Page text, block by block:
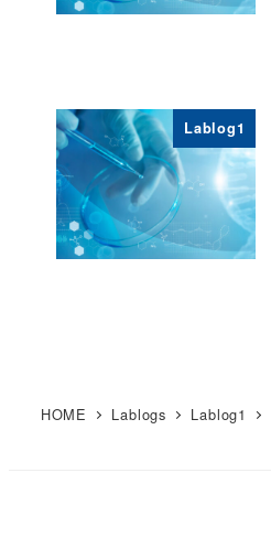
Lablog1
HOME Lablogs Lablog1